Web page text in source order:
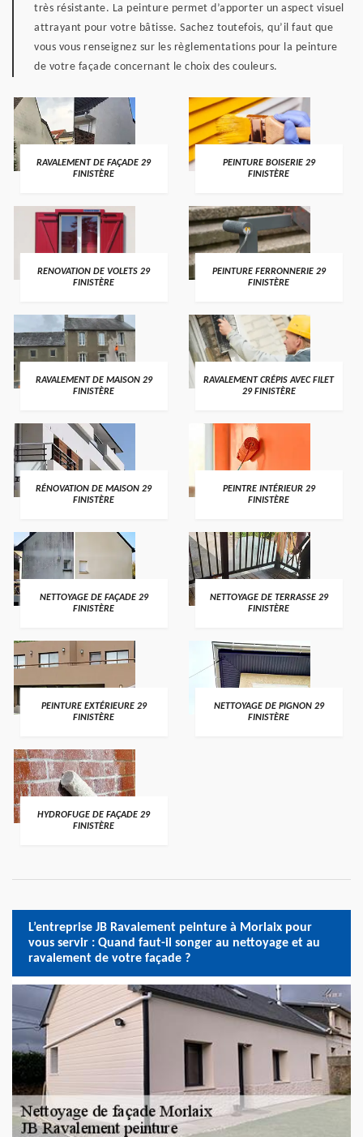
très résistante. La peinture permet d’apporter un aspect visuel
attrayant pour votre bâtisse. Sachez toutefois, qu’il faut que
vous vous renseignez sur les règlementations pour la peinture
de votre façade concernant le choix des couleurs.
RAVALEMENT DE FAÇADE 29
FINISTÈRE
PEINTURE BOISERIE 29
FINISTÈRE
RENOVATION DE VOLETS 29
FINISTÈRE
PEINTURE FERRONNERIE 29
FINISTÈRE
RAVALEMENT DE MAISON 29
FINISTÈRE
RAVALEMENT CRÉPIS AVEC FILET
29 FINISTÈRE
RÉNOVATION DE MAISON 29
FINISTÈRE
PEINTRE INTÉRIEUR 29
FINISTÈRE
NETTOYAGE DE FAÇADE 29
FINISTÈRE
NETTOYAGE DE TERRASSE 29
FINISTÈRE
PEINTURE EXTÉRIEURE 29
FINISTÈRE
NETTOYAGE DE PIGNON 29
FINISTÈRE
HYDROFUGE DE FAÇADE 29
FINISTÈRE
L’entreprise JB Ravalement peinture à Morlaix pour
vous servir : Quand faut-il songer au nettoyage et au
ravalement de votre façade ?